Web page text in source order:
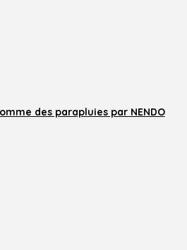
des parapluies par NENDO